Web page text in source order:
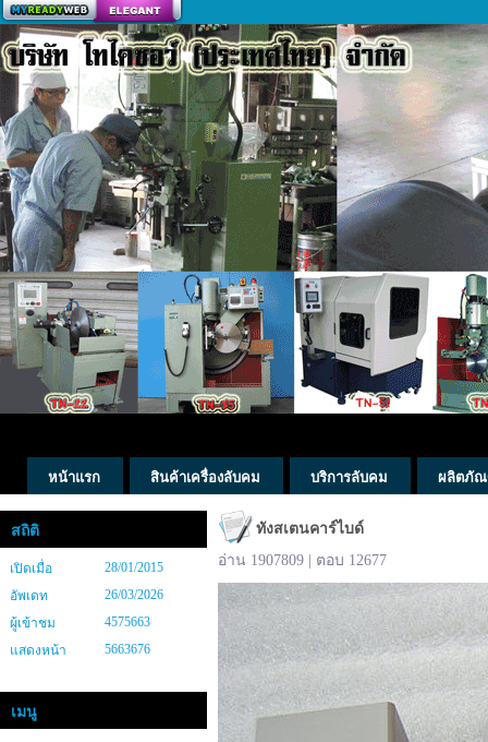
สร้างเว็บ
หน้าแรก สินค้าเครื่องลับคม บริการลับคม ผลิตภัณ
สถิติ
เปิดเมื่อ
28/01/2015
อัพเดท
26/03/2026
ผู้เข้าชม
4575663
แสดงหน้า
5663676
เมนู
ทังสเตนคาร์ไบด์
อ่าน 1907809 | ตอบ 12677